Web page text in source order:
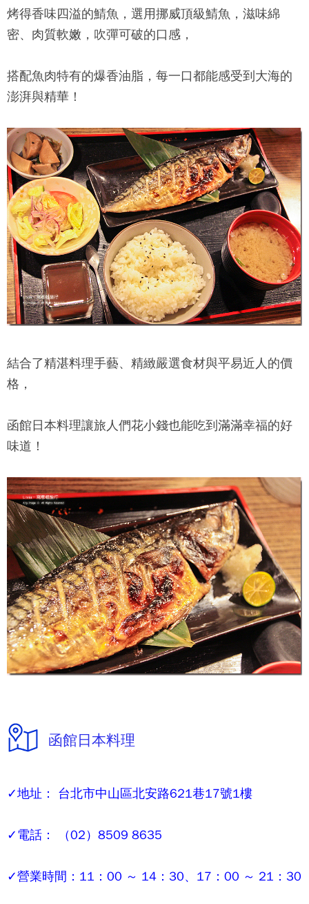
烤得香味四溢的鯖魚，選用挪威頂級鯖魚，滋味綿
密、肉質軟嫩，吹彈可破的口感，
搭配魚肉特有的爆香油脂，每一口都能感受到大海的
澎湃與精華！
結合了精湛料理手藝、精緻嚴選食材與平易近人的價
格，
函館日本料理讓旅人們花小錢也能吃到滿滿幸福的好
味道！
函館日本料理
✓地址： 台北市中山區北安路621巷17號1樓
✓電話： （02）8509 8635
✓營業時間：11：00 ～ 14：30、17：00 ～ 21：30